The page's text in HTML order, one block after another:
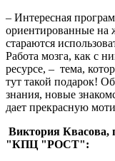
– Интересная
ориентированные на
стараются
Работа мозга, как с
ресурсе, – тема,
тут такой подарок!
знания, новые
дает прекрасную
Виктория Квасова,
"КПЦ "РОСТ":